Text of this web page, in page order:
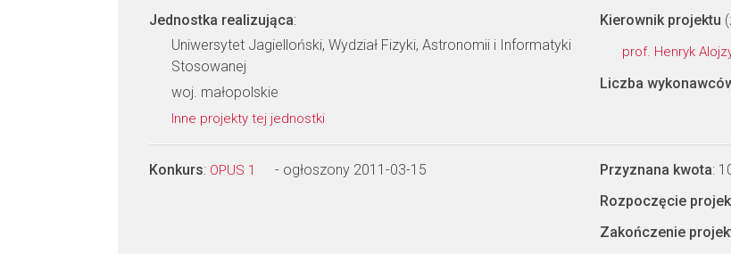
Jednostka realizująca:
Uniwersytet Jagielloński, Wydział Fizyki, Astronomii i Informatyki
Stosowanej
woj. małopolskie
Inne projekty tej jednostki
Kierownik projektu
prof. Henryk
Liczba
Konkurs: OPUS 1 - ogłoszony 2011-03-15 Przyznana kwota:
Rozpoczęcie
Zakończenie